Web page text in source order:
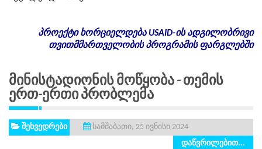
პროექტი ხორციელდებაUSAID-ის ადგილობრივი
თვითმმართველობის პროგრამის ფარგლებში
Მინისტადიონის Მოწყობა - Თემის
Ერთ-Ერთი Პრობლემა
შეხვედრები
სამშაბათი, 25 ივნისი 2024
დაწვრილებით...